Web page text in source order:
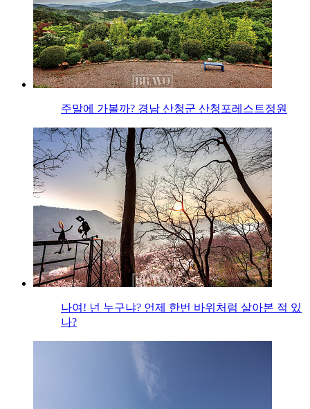
주말에 가볼까? 경남 산청군 산청포레스트정원
나여! 넌 누구냐? 언제 한번 바위처럼 살아본 적 있
나?